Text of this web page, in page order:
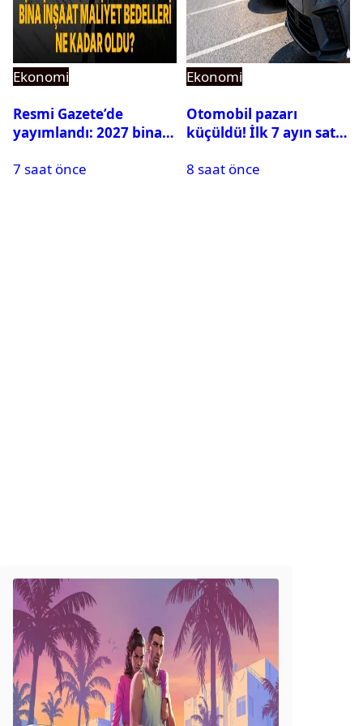
Ekonomi
Resmi Gazete’de
yayımlandı: 2027 bina
belirlendi
7 saat önce
Ekonomi
Otomobil pazarı
küçüldü! İlk 7 ayın satış
8 saat önce